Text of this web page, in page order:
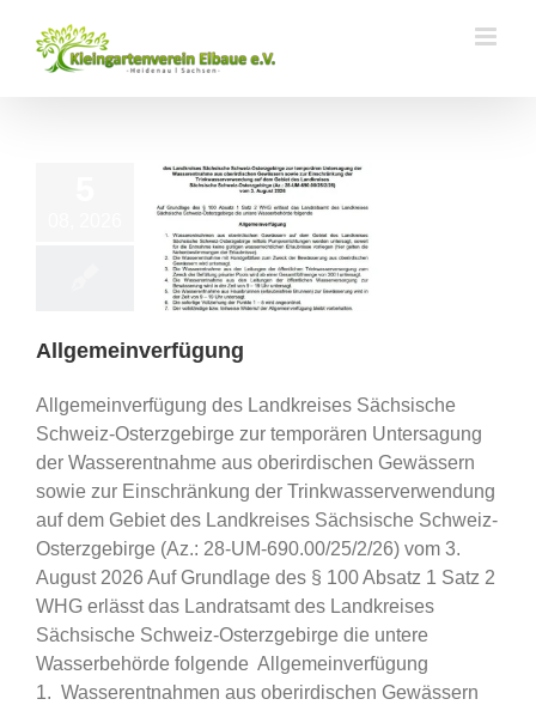
Inhalt
springen
Allgemeinverfügung
Allgemeinverfügung des Landkreises Sächsische
Schweiz-Osterzgebirge zur temporären Untersagung
der Wasserentnahme aus oberirdischen Gewässern
sowie zur Einschränkung der Trinkwasserverwendung
auf dem Gebiet des Landkreises Sächsische Schweiz-
Osterzgebirge (Az.: 28-UM-690.00/25/2/26) vom 3.
August 2026 Auf Grundlage des § 100 Absatz 1 Satz 2
WHG erlässt das Landratsamt des Landkreises
Sächsische Schweiz-Osterzgebirge die untere
Wasserbehörde folgende Allgemeinverfügung
1. Wasserentnahmen aus oberirdischen Gewässern